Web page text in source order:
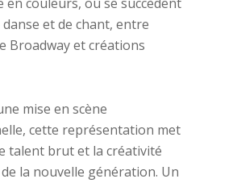
et de chant, entre
Broadway et créations
mise en scène
cette représentation met
talent brut et la créativité
la nouvelle génération. Un